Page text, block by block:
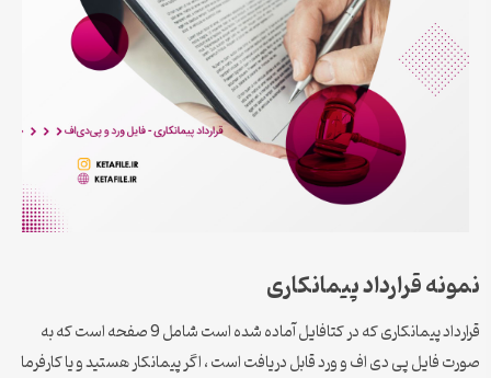
نمونه قرارداد پیمانکاری
قرارداد پیمانکاری که در کتافایل آماده شده است شامل 9 صفحه است که به
صورت فایل پی دی اف و ورد قابل دریافت است ، اگر پیمانکار هستید و یا کارفرما